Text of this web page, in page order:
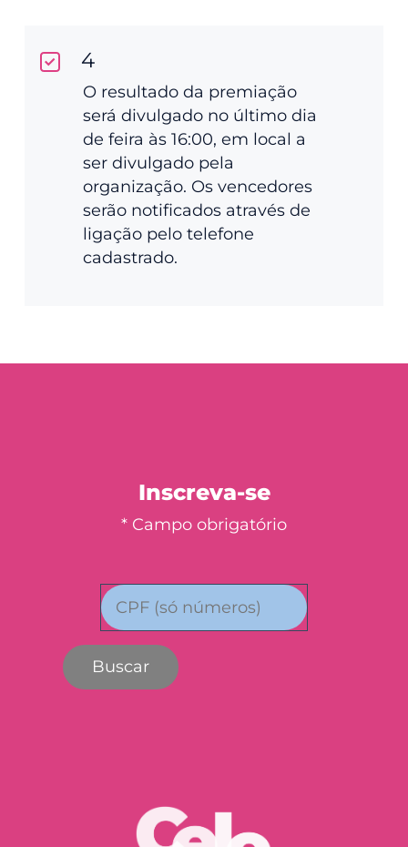
4
O resultado da premiação
será divulgado no último dia
de feira às 16:00, em local a
ser divulgado pela
organização. Os vencedores
serão notificados através de
ligação pelo telefone
cadastrado.
Inscreva-se
* Campo obrigatório
Buscar